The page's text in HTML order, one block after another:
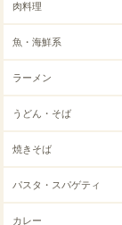
肉料理
魚・海鮮系
ラーメン
うどん・そば
焼きそば
パスタ・スパゲティ
カレー